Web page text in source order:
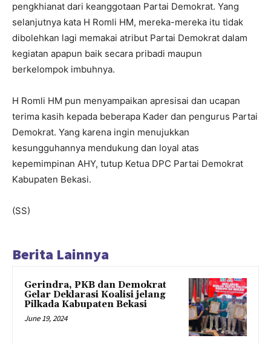
pengkhianat dari keanggotaan Partai Demokrat. Yang
selanjutnya kata H Romli HM, mereka-mereka itu tidak
dibolehkan lagi memakai atribut Partai Demokrat dalam
kegiatan apapun baik secara pribadi maupun
berkelompok imbuhnya.
H Romli HM pun menyampaikan apresisai dan ucapan
terima kasih kepada beberapa Kader dan pengurus Partai
Demokrat. Yang karena ingin menujukkan
kesungguhannya mendukung dan loyal atas
kepemimpinan AHY, tutup Ketua DPC Partai Demokrat
Kabupaten Bekasi.
(SS)
Berita Lainnya
Gerindra, PKB dan Demokrat
Gelar Deklarasi Koalisi jelang
Pilkada Kabupaten Bekasi
June 19, 2024